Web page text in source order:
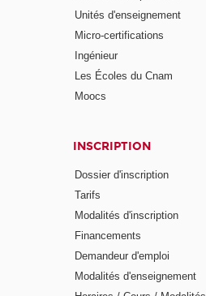
Unités d'enseignement
Micro-certifications
Ingénieur
Les Écoles du Cnam
Moocs
INSCRIPTION
Dossier d'inscription
Tarifs
Modalités d'inscription
Financements
Demandeur d'emploi
Modalités d'enseignement